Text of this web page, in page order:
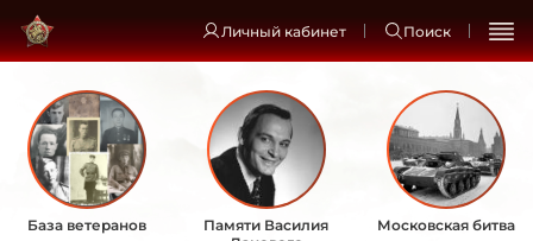
Личный кабинет Поиск
База ветеранов
Памяти Василия
Московская битва